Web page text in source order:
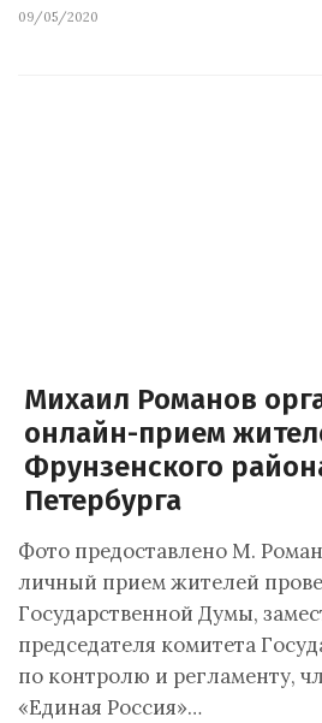
09/05/2020
Михаил Романов
онлайн-прием
Фрунзенского
Петербурга
Фото предоставлено М.
личный прием жителей
Государственной Думы,
председателя комитета
по контролю и регламенту,
«Единая Россия»…